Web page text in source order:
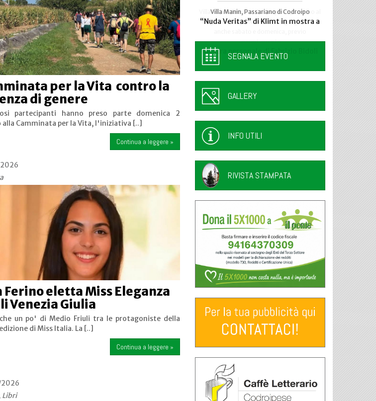
per la Vita contro la
di genere
partecipanti hanno preso parte domenica 2
alla Camminata per la Vita, l'iniziativa [..]
Continua a leggere »
Ferino eletta Miss Eleganza
Venezia Giulia
un po' di Medio Friuli tra le protagoniste della
di Miss Italia. La [..]
Continua a leggere »
Libri
Villa Manin, Passariano di Codroipo
“Nuda Veritas” di Klimt in mostra a
Villa Valetudine, Via Codroipo 25, Camino al
Tagliamento, 10.00 - 17.00 ogni giorno -
appuntamento
Mostra personale di Fabrizio Bidoli
SEGNALA EVENTO
GALLERY
INFO UTILI
RIVISTA STAMPATA